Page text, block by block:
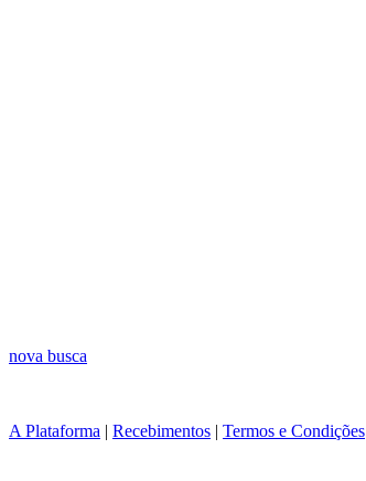
nova busca
A Plataforma | Recebimentos | Termos e Condições